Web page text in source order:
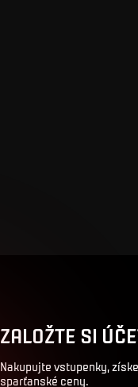
ZALOŽTE SI
Nakupujte vstupenky,
sparťanské ceny.